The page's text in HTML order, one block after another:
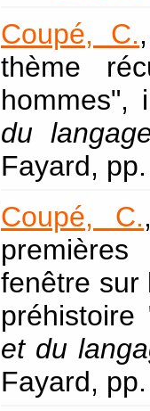
Coupé, C.
thème
du
Fayard,
Coupé, C.
fenêtre sur
et du
Fayard,